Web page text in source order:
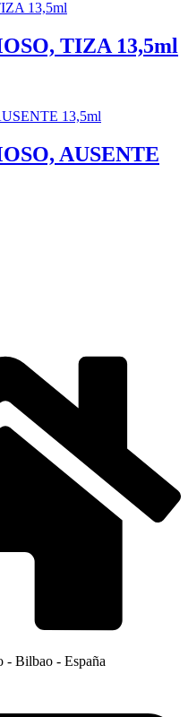
TIZA 13,5ml
AUSENTE
- Bilbao - España